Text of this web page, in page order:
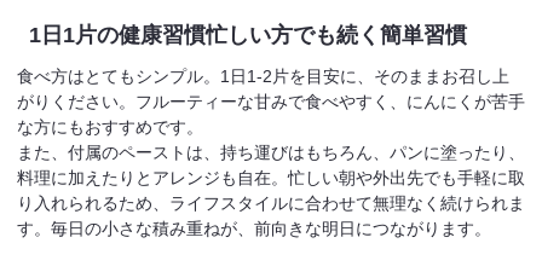
1日1片の健康習慣忙しい方でも続く簡単習慣
食べ方はとてもシンプル。1日1-2片を目安に、そのままお召し上
がりください。フルーティーな甘みで食べやすく、にんにくが苦手
な方にもおすすめです。
また、付属のペーストは、持ち運びはもちろん、パンに塗ったり、
料理に加えたりとアレンジも自在。忙しい朝や外出先でも手軽に取
り入れられるため、ライフスタイルに合わせて無理なく続けられま
す。毎日の小さな積み重ねが、前向きな明日につながります。